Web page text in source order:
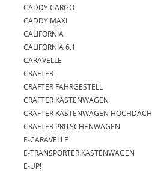
CADDY CARGO
CADDY MAXI
CALIFORNIA
CALIFORNIA 6.1
CARAVELLE
CRAFTER
CRAFTER FAHRGESTELL
CRAFTER KASTENWAGEN
CRAFTER KASTENWAGEN HOCHDACH
CRAFTER PRITSCHENWAGEN
E-CARAVELLE
E-TRANSPORTER KASTENWAGEN
E-UP!